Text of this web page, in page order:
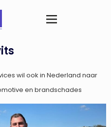
wil ook in Nederland naar
en brandschades